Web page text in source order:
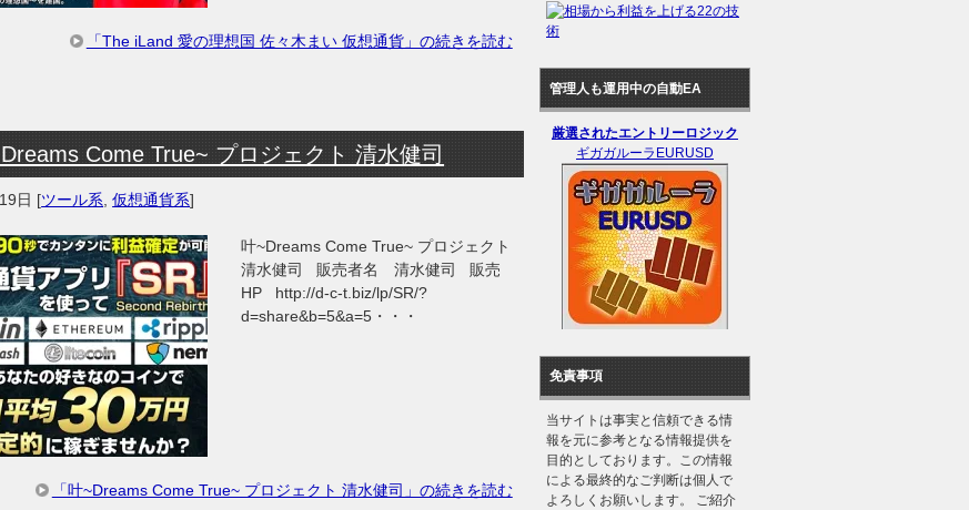
「The iLand 愛の理想国 佐々木まい 仮想通貨」の続きを読む
Come True~ プロジェクト 清水健司
日 [ツール系 ,仮想通貨系]
叶~Dreams Come True~ プロジェクト
清水健司 販売者名 清水健司 販売
HP http://d-c-t.biz/lp/SR/?
d=share&b=5&a=5・・・
「叶~Dreams Come True~ プロジェクト 清水健司」の続きを読む
管理人も運用中の自動EA
厳選されたエントリーロジック
ギガガルーラEURUSD
免責事項
当サイトは事実と信頼できる情
報を元に参考となる情報提供を
目的としております。この情報
による最終的なご判断は個人で
よろしくお願いします。 ご紹介